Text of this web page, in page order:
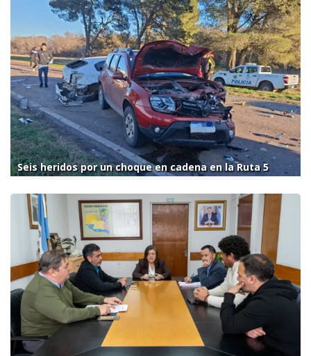
Seis heridos por un choque en cadena en la Ruta 5